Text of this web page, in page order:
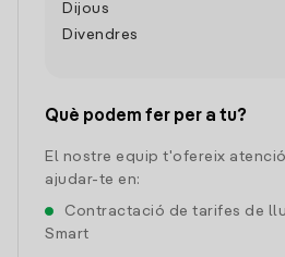
Dijous
Divendres
Què podem fer per a tu?
El nostre equip t'ofereix
ajudar-te en:
Contractació de tarifes de
Smart